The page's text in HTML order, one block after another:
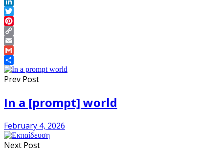
LinkedIn
Twitter
Pinterest
Copy
Link
Email
Gmail
Share
Prev Post
In a [prompt] world
February 4, 2026
Next Post